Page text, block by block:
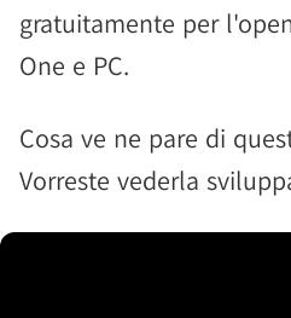
gratuitamente per
One e PC.
Cosa ve ne pare di
Vorreste vederla